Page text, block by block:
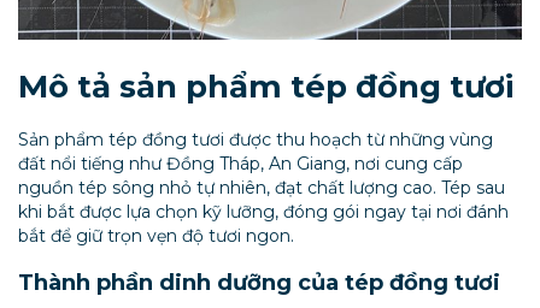
Mô tả sản phẩm tép đồng tươi
Sản phẩm tép đồng tươi được thu hoạch từ những vùng
đất nổi tiếng như Đồng Tháp, An Giang, nơi cung cấp
nguồn tép sông nhỏ tự nhiên, đạt chất lượng cao. Tép sau
khi bắt được lựa chọn kỹ lưỡng, đóng gói ngay tại nơi đánh
bắt để giữ trọn vẹn độ tươi ngon.
Thành phần dinh dưỡng của tép đồng tươi